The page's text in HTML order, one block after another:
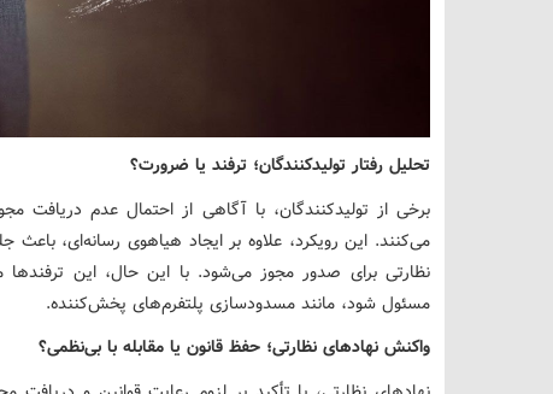
تحلیل رفتار تولیدکنندگان؛ ترفند یا ضرورت؟
برخی از تولیدکنندگان، با آگاهی از احتمال عدم دریافت
می‌کنند. این رویکرد، علاوه بر ایجاد هیاهوی رسانه‌ای،
نظارتی برای صدور مجوز می‌شود. با این حال، این ترفندها
مسئول شود، مانند مسدودسازی پلتفرم‌های پخش‌کننده.
واکنش نهادهای نظارتی؛ حفظ قانون یا مقابله با بی‌نظمی؟